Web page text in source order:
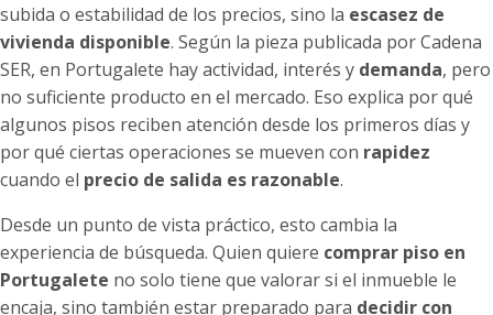
subida o estabilidad de los precios, sino la escasez de
vivienda disponible. Según la pieza publicada por Cadena
SER, en Portugalete hay actividad, interés y demanda, pero
no suficiente producto en el mercado. Eso explica por qué
algunos pisos reciben atención desde los primeros días y
por qué ciertas operaciones se mueven con rapidez
cuando el precio de salida es razonable.
Desde un punto de vista práctico, esto cambia la
experiencia de búsqueda. Quien quiere comprar piso en
Portugalete no solo tiene que valorar si el inmueble le
encaja, sino también estar preparado para decidir con